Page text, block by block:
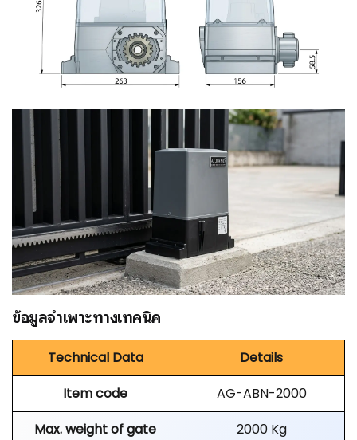
ข้อมูลจำเพาะทางเทคนิค
Technical Data
Details
Item code
AG-ABN-2000
Max. weight of gate
2000 Kg